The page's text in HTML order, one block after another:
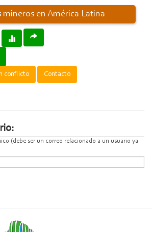
mineros en América Latina
conflicto Contacto
(debe ser un correo relacionado a un usuario ya